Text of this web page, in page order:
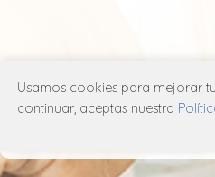
PharmaBrand
Farmacéutico
Usamos cookies para mejorar
continuar, aceptas nuestra